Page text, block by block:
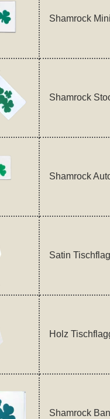
Shamrock
Shamrock
Shamrock
Satin
Holz
Shamrock